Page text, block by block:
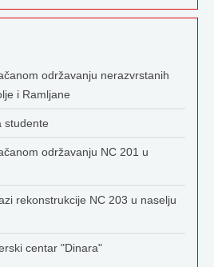
održavanju nerazvrstanih
i Ramljane
studente
održavanju NC 201 u
rekonstrukcije NC 203 u naselju
centar "Dinara"